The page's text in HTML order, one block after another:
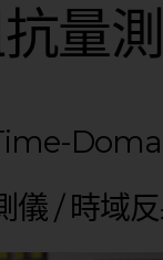
量
儀 / 時域